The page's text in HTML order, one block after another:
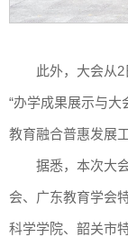
此外，大会从
“办学成果展示与大
教育融合普惠发展
据悉，本次大
会、广东教育学会
科学学院、韶关市